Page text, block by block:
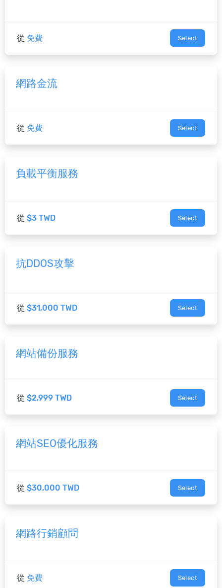
從 免費 Select
網路金流
從 免費 Select
負載平衡服務
從 $3 TWD Select
抗DDOS攻擊
從 $31,000 TWD Select
網站備份服務
從 $2,999 TWD Select
網站SEO優化服務
從 $30,000 TWD Select
網路行銷顧問
從 免費 Select